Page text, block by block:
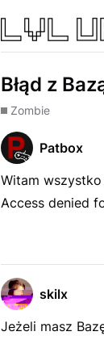
Błąd z
Zombie
Patbox
Witam
Access denied
skilx
Jeżeli masz